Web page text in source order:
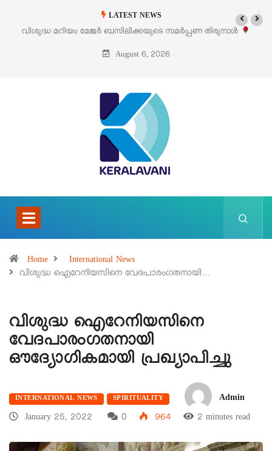
LATEST NEWS
തിരുനാൾ
‘പെറ്റൽസ്’ ലൈഫ് സ്റ്റൈൽ എക്സിബിഷനും സെയിലും
പെരുമാനൂരിൽ
August 6, 2026
Home
International News
വിശുദ്ധ ഐറേനിയസിനെ വേദപാരംഗതനായി…
വിശുദ്ധ ഐറേനിയസിനെ
വേദപാരംഗതനായി
ഔദ്യോഗികമായി പ്രഖ്യാപിച്ചു
INTERNATIONAL NEWS SPIRITUALITY
Admin
January 25, 2022
0 964 2 minutes read